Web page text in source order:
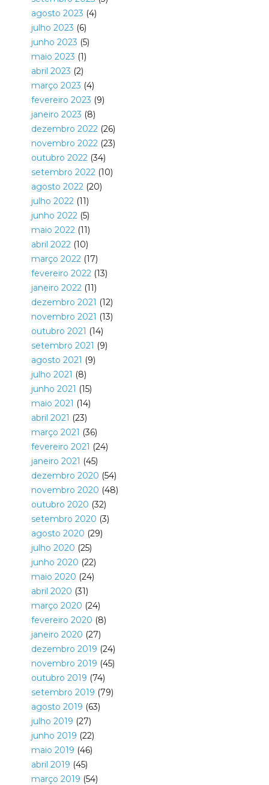
agosto 2023 (4)
julho 2023 (6)
junho 2023 (5)
maio 2023 (1)
abril 2023 (2)
março 2023 (4)
fevereiro 2023 (9)
janeiro 2023 (8)
dezembro 2022(26)
novembro 2022(23)
outubro 2022(34)
setembro 2022(10)
agosto 2022(20)
julho 2022(11)
junho 2022(5)
maio 2022(11)
abril 2022(10)
março 2022(17)
fevereiro 2022(13)
janeiro 2022(11)
dezembro 2021 (12)
novembro 2021 (13)
outubro 2021 (14)
setembro 2021 (9)
agosto 2021 (9)
julho 2021 (8)
junho 2021 (15)
maio 2021 (14)
abril 2021 (23)
março 2021 (36)
fevereiro 2021 (24)
janeiro 2021 (45)
dezembro 2020 (54)
novembro 2020 (48)
outubro 2020 (32)
setembro 2020 (3)
agosto 2020 (29)
julho 2020 (25)
junho 2020 (22)
maio 2020 (24)
abril 2020 (31)
março 2020 (24)
fevereiro 2020 (8)
janeiro 2020 (27)
dezembro 2019 (24)
novembro 2019 (45)
outubro 2019 (74)
setembro 2019 (79)
agosto 2019 (63)
julho 2019 (27)
junho 2019 (22)
maio 2019 (46)
abril 2019 (45)
março 2019 (54)